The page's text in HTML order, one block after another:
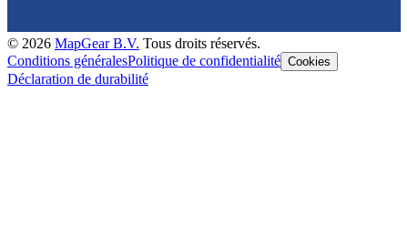
© 2026 MapGear B.V. Tous droits réservés.
Conditions généralesPolitique de confidentialité Cookies
Déclaration de durabilité